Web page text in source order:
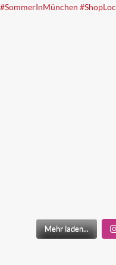
Mehr laden...